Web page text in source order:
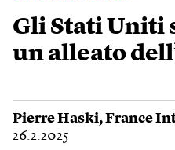
Gli Stati Uniti
un alleato
Pierre Haski,France
26.2.2025